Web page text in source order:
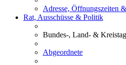
Adresse, Öffnungszeiten
Rat, Ausschüsse & Politik
Bundes-, Land- & Kreistag
Abgeordnete